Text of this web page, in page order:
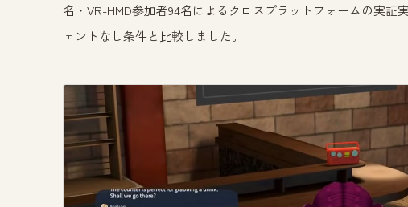
名・VR-HMD参加者94名によるクロスプラットフォームの実証
ェントなし条件と比較しました。